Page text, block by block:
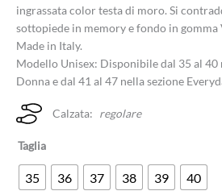
ingrassata color testa di moro. Si
sottopiede in memory e fondo in gomma
Made in Italy.
Modello Unisex: Disponibile dal 35 al 40
Donna e dal 41 al 47 nella sezione
Calzata: regolare
Taglia
35 36 37 38 39 40